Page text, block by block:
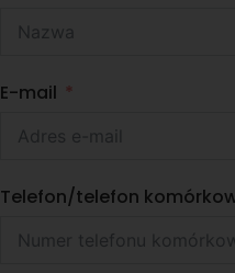
E-mail
Telefon/telefon